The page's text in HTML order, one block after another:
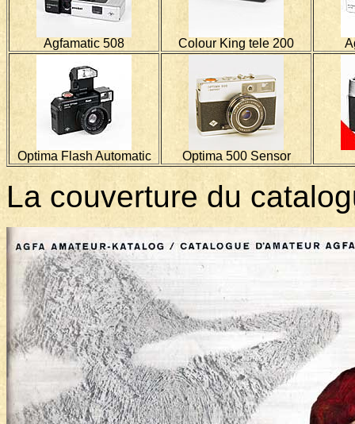
Agfamatic 508 Colour King tele 200
Optima Flash Automatic Optima 500 Sensor
La couverture du